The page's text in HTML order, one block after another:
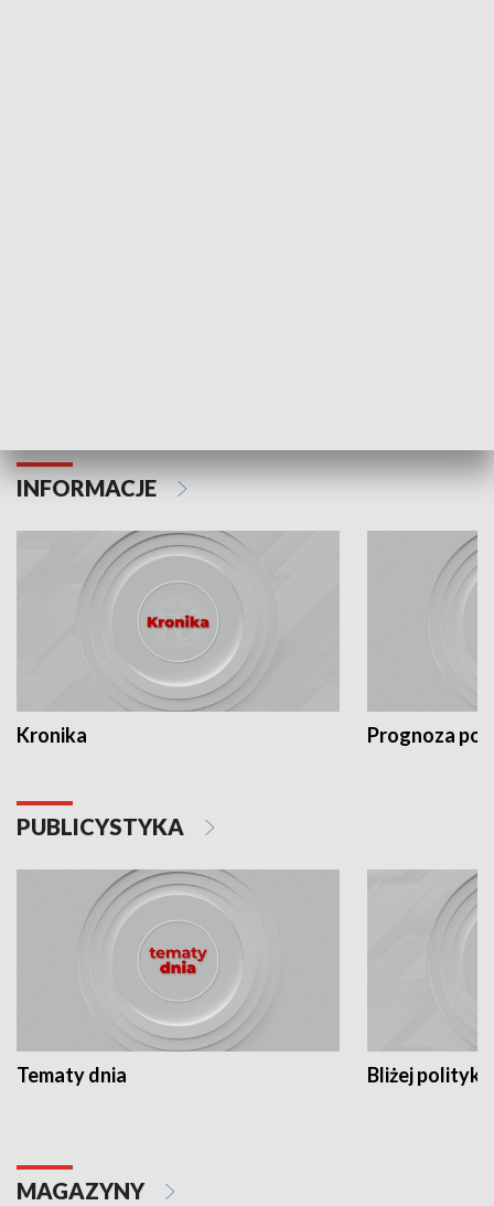
INFORMACJE
Kronika Prognoza
PUBLICYSTYKA
Tematy dnia Bliżej polityki
MAGAZYNY